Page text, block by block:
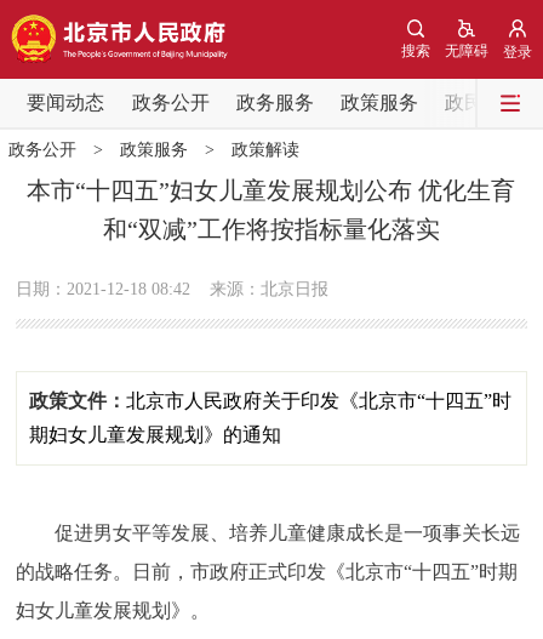
登录
无障碍
搜索
要闻动态 政务公开 政务服务 政策服务 政民互动
要闻动态
党中央精神 国务院信息
北京要闻 会议信息 部门动态
市领导 机构职能
决策公开 专题公开
政务公开> 政策服务 > 政策解读
本市“十四五”妇女儿童发展规划公布 优化生育
和“双减”工作将按指标量化落实
日期：2021-12-18 08:42 来源：北京日报
政策文件：北京市人民政府关于印发《北京市“十四五”时
期妇女儿童发展规划》的通知
促进男女平等发展、培养儿童健康成长是一项事关长远
的战略任务。日前，市政府正式印发《北京市“十四五”时期
妇女儿童发展规划》。